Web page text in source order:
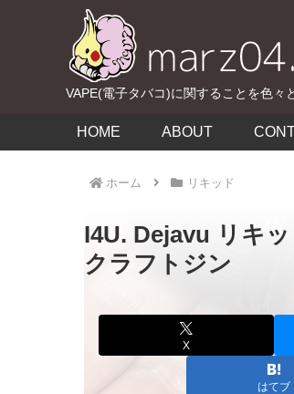
VAPE(電子タバコ)に関することを色々
HOME ABOUT
ホーム リキッド
I4U. Dejavu リキ
クラフトジン
X
はてブ